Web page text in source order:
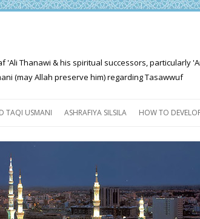
'Ali Thanawi & his spiritual successors, particularly
(may Allah preserve him) regarding Tasawwuf
TAQI USMANI ASHRAFIYA SILSILA
FOR THE SEEKER
PROGRESS EXPLAINED
HOW TO